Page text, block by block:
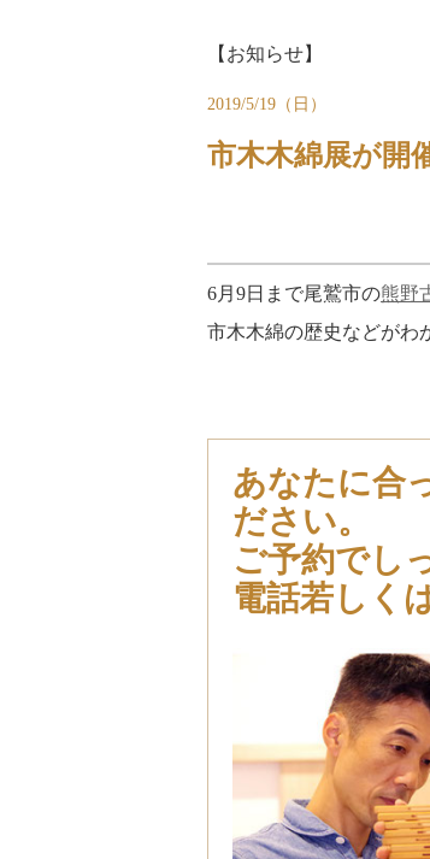
【お知らせ】
2019/5/19（日）
市木木綿展が開
6月9日まで尾鷲市の熊野
市木木綿の歴史などがわ
あなたに合
ださい。
ご予約でし
電話若しく